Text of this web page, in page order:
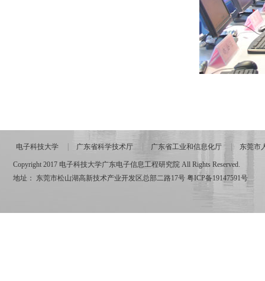
电子科技大学 广东省科学技术厅 广东省工业和信息化厅 东莞市
Copyright 2017 电子科技大学广东电子信息工程研究院 All Rights Reserved.
地址： 东莞市松山湖高新技术产业开发区总部二路17号 粤ICP备19147591号